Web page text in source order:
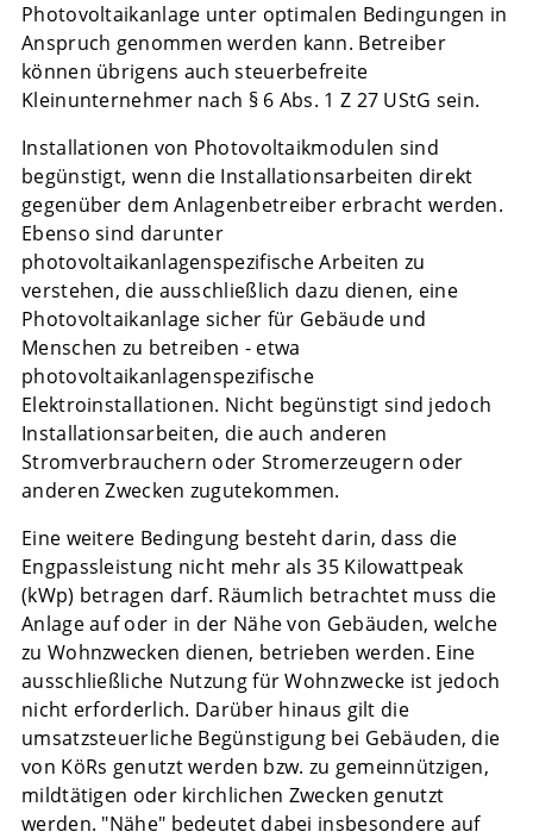
Photovoltaikanlage unter optimalen Bedingungen in
Anspruch genommen werden kann. Betreiber
können übrigens auch steuerbefreite
Kleinunternehmer nach § 6 Abs. 1 Z 27 UStG sein.
Installationen von Photovoltaikmodulen sind
begünstigt, wenn die Installationsarbeiten direkt
gegenüber dem Anlagenbetreiber erbracht werden.
Ebenso sind darunter
photovoltaikanlagenspezifische Arbeiten zu
verstehen, die ausschließlich dazu dienen, eine
Photovoltaikanlage sicher für Gebäude und
Menschen zu betreiben - etwa
photovoltaikanlagenspezifische
Elektroinstallationen. Nicht begünstigt sind jedoch
Installationsarbeiten, die auch anderen
Stromverbrauchern oder Stromerzeugern oder
anderen Zwecken zugutekommen.
Eine weitere Bedingung besteht darin, dass die
Engpassleistung nicht mehr als 35 Kilowattpeak
(kWp) betragen darf. Räumlich betrachtet muss die
Anlage auf oder in der Nähe von Gebäuden, welche
zu Wohnzwecken dienen, betrieben werden. Eine
ausschließliche Nutzung für Wohnzwecke ist jedoch
nicht erforderlich. Darüber hinaus gilt die
umsatzsteuerliche Begünstigung bei Gebäuden, die
von KöRs genutzt werden bzw. zu gemeinnützigen,
mildtätigen oder kirchlichen Zwecken genutzt
werden. "Nähe" bedeutet dabei insbesondere auf